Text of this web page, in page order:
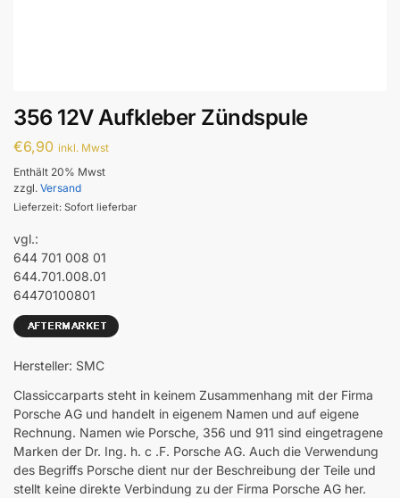
356 12V Aufkleber Zündspule
€6,90 inkl. Mwst
Enthält 20% Mwst
zzgl. Versand
Lieferzeit: Sofort lieferbar
vgl.:
644 701 008 01
644.701.008.01
64470100801
Hersteller: SMC
Classiccarparts steht in keinem Zusammenhang mit der Firma
Porsche AG und handelt in eigenem Namen und auf eigene
Rechnung. Namen wie Porsche, 356 und 911 sind eingetragene
Marken der Dr. Ing. h. c .F. Porsche AG. Auch die Verwendung
des Begriffs Porsche dient nur der Beschreibung der Teile und
stellt keine direkte Verbindung zu der Firma Porsche AG her.